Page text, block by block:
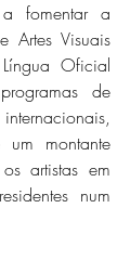
a fomentar a
Artes Visuais
Oficial
de
montante
artistas em
num